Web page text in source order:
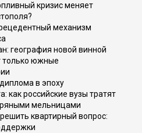
кризис меняет
механизм
география новой винной
только южные
в эпоху
как российские вузы тратят
мельницами
квартирный вопрос: